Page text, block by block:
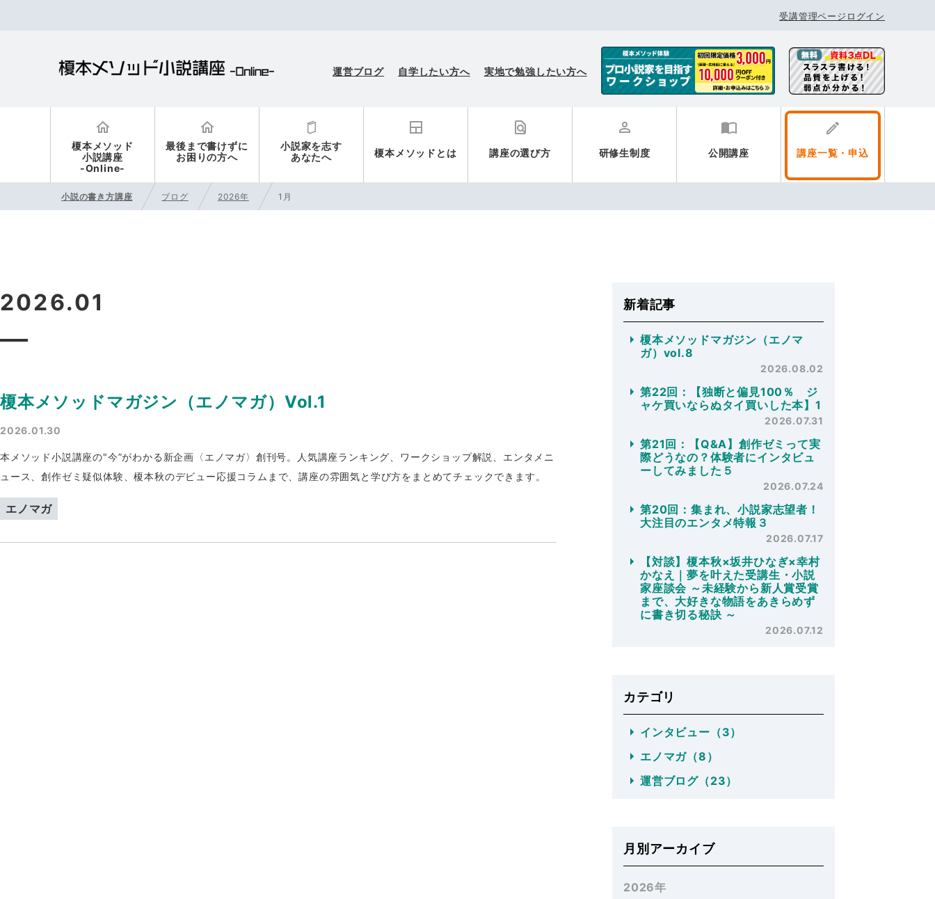
受講管理ページログイン
榎本メソッド小説講座
運営ブログ 自学したい方へ 実地で勉強したい方へ
榎本メソッド
小説講座
-Online-
最後まで書けずに
お困りの方へ
小説家を志す
あなたへ
榎本メソッドとは 講座の選び方 研修生制度 公開講座 講座一覧・申込
小説の書き方講座 ブログ 2026年 1月
2026.01
榎本メソッドマガジン（エノマガ）Vol.1
2026.01.30
本メソッド小説講座の"今”がわかる新企画〈エノマガ〉創刊号。人気講座ランキング、ワークショップ解説、エンタメニ
ュース、創作ゼミ疑似体験、榎本秋のデビュー応援コラムまで、講座の雰囲気と学び方をまとめてチェックできます。
エノマガ
新着記事
榎本メソッドマガジン（エノマ
ガ）vol.8
2026.08.02
第22回：【独断と偏見100％ ジ
ャケ買いならぬタイ買いした本】1
2026.07.31
第21回：【Q&A】創作ゼミって実
際どうなの？体験者にインタビュ
ーしてみました５
2026.07.24
第20回：集まれ、小説家志望者！
大注目のエンタメ特報３
2026.07.17
【対談】榎本秋×坂井ひなぎ×幸村
かなえ｜夢を叶えた受講生・小説
家座談会 ～未経験から新人賞受賞
まで、大好きな物語をあきらめず
に書き切る秘訣 ～
2026.07.12
カテゴリ
インタビュー（3）
エノマガ（8）
運営ブログ（23）
月別アーカイブ
2026年